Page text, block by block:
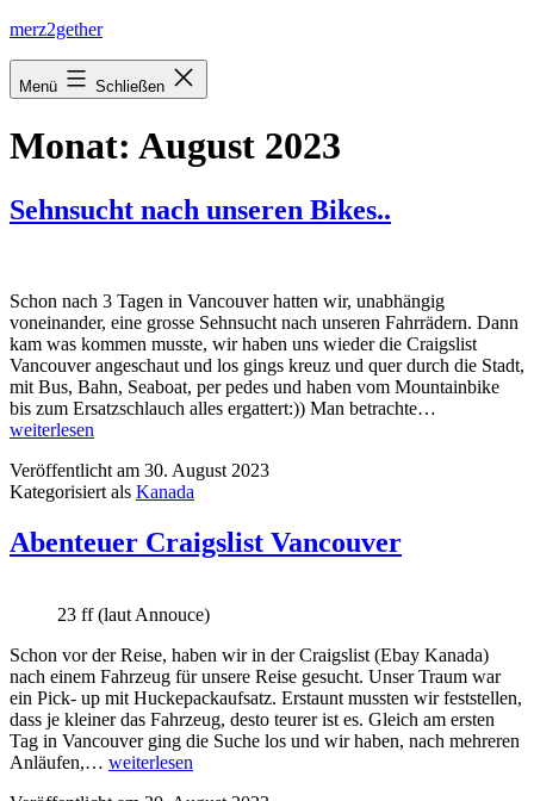
Zum
springen
merz2gether
Menü Schließen
Monat: August 2023
Sehnsucht nach unseren Bikes..
Schon nach 3 Tagen in Vancouver hatten wir, unabhängig
voneinander, eine grosse Sehnsucht nach unseren Fahrrädern. Dann
kam was kommen musste, wir haben uns wieder die Craigslist
Vancouver angeschaut und los gings kreuz und quer durch die Stadt,
mit Bus, Bahn, Seaboat, per pedes und haben vom Mountainbike
bis zum Ersatzschlauch alles ergattert:)) Man betrachte…
weiterlesen
Veröffentlicht am 30. August 2023
Kategorisiert als Kanada
Abenteuer Craigslist Vancouver
23 ff (laut Annouce)
Schon vor der Reise, haben wir in der Craigslist (Ebay Kanada)
nach einem Fahrzeug für unsere Reise gesucht. Unser Traum war
ein Pick- up mit Huckepackaufsatz. Erstaunt mussten wir feststellen,
dass je kleiner das Fahrzeug, desto teurer ist es. Gleich am ersten
Tag in Vancouver ging die Suche los und wir haben, nach mehreren
Anläufen,… Abenteuer
weiterlesen